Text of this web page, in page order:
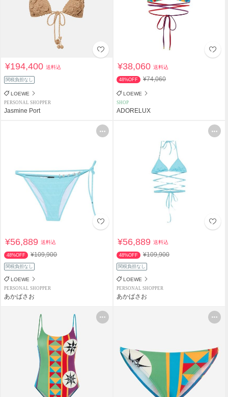
¥194,400送料込
関税負担なし
LOEWE
PERSONAL SHOPPER
Jasmine Port
¥38,060送料込
48%OFF ¥74,060
LOEWE
SHOP
ADORELUX
¥56,889送料込
48%OFF ¥109,900
関税負担なし
LOEWE
PERSONAL SHOPPER
あかばさお
¥56,889送料込
48%OFF ¥109,900
関税負担なし
LOEWE
PERSONAL SHOPPER
あかばさお